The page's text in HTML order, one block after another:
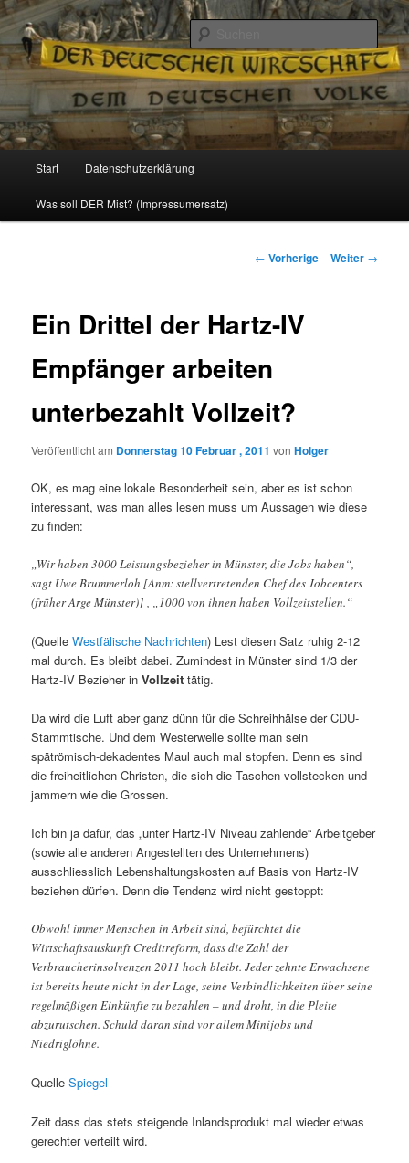
Reizzentrum
Politik, Wirtschaft, Soziales und Gesellschaft
Zum
Inhalt
Start Datenschutzerklärung
Was soll DER Mist? (Impressumersatz)
Beitrags-
← Vorherige Weiter →
Ein Drittel der Hartz-IV
Empfänger arbeiten
unterbezahlt Vollzeit?
Veröffentlicht am Donnerstag 10 Februar , 2011 vonHolger
OK, es mag eine lokale Besonderheit sein, aber es ist schon
interessant, was man alles lesen muss um Aussagen wie diese
zu finden:
„Wir haben 3000 Leistungsbezieher in Münster, die Jobs haben“,
sagt Uwe Brummerloh [Anm: stellvertretenden Chef des Jobcenters
(früher Arge Münster)] , „1000 von ihnen haben Vollzeitstellen.“
(QuelleWestfälische Nachrichten) Lest diesen Satz ruhig 2-12
mal durch. Es bleibt dabei. Zumindest in Münster sind 1/3 der
Hartz-IV Bezieher inVollzeit tätig.
Da wird die Luft aber ganz dünn für die Schreihhälse der CDU-
Stammtische. Und dem Westerwelle sollte man sein
spätrömisch-dekadentes Maul auch mal stopfen. Denn es sind
die freiheitlichen Christen, die sich die Taschen vollstecken und
jammern wie die Grossen.
Ich bin ja dafür, das „unter Hartz-IV Niveau zahlende“ Arbeitgeber
(sowie alle anderen Angestellten des Unternehmens)
ausschliesslich Lebenshaltungskosten auf Basis von Hartz-IV
beziehen dürfen. Denn die Tendenz wird nicht gestoppt:
Obwohl immer Menschen in Arbeit sind, befürchtet die
Wirtschaftsauskunft Creditreform, dass die Zahl der
Verbraucherinsolvenzen 2011 hoch bleibt. Jeder zehnte Erwachsene
ist bereits heute nicht in der Lage, seine Verbindlichkeiten über seine
regelmäßigen Einkünfte zu bezahlen – und droht, in die Pleite
abzurutschen. Schuld daran sind vor allem Minijobs und
Niedriglöhne.
QuelleSpiegel
Zeit dass das stets steigende Inlandsprodukt mal wieder etwas
gerechter verteilt wird.